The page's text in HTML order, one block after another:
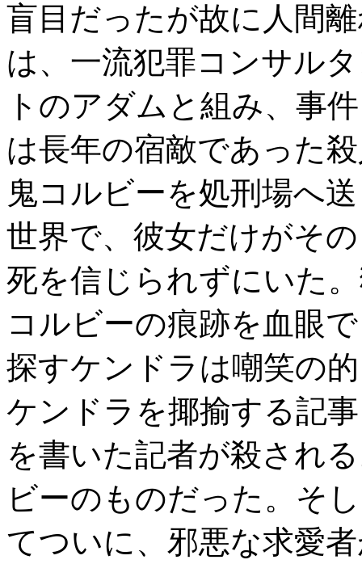
盲目だったが故に人間
は、一流犯罪コンサル
トのアダムと組み、事
は長年の宿敵であった
鬼コルビーを処刑場へ
世界で、彼女だけがその
死を信じられずにいた
コルビーの痕跡を血眼で
探すケンドラは嘲笑の
ケンドラを揶揄する記事
を書いた記者が殺され
ビーのものだった。そし
てついに、邪悪な求愛